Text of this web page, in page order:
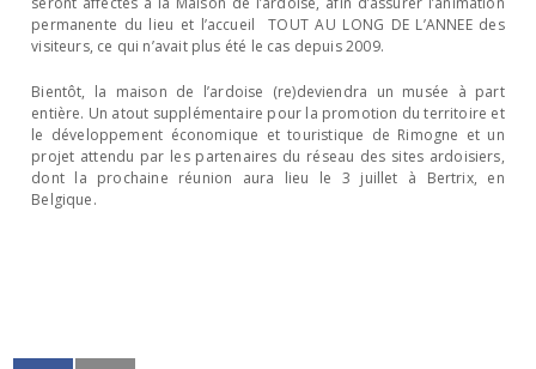
permanente du lieu et l’accueil TOUT AU LONG DE L’ANNEE des
visiteurs, ce qui n’avait plus été le cas depuis 2009.
Bientôt, la maison de l’ardoise (re)deviendra un musée à part
entière. Un atout supplémentaire pour la promotion du territoire et
le développement économique et touristique de Rimogne et un
projet attendu par les partenaires du réseau des sites ardoisiers,
dont la prochaine réunion aura lieu le 3 juillet à Bertrix, en
Belgique.